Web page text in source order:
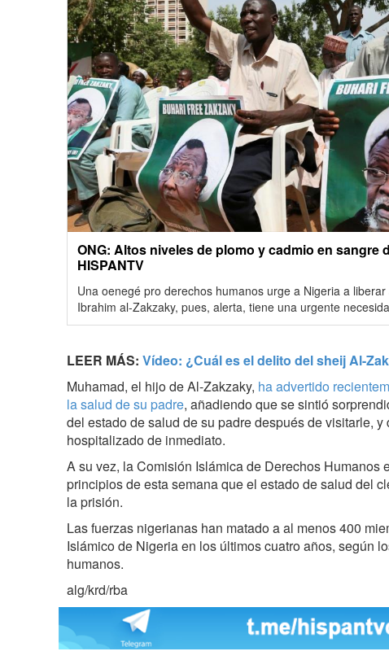
ONG: Altos niveles de plomo y cadmio en sangre
HISPANTV
Una oenegé pro derechos humanos urge a Nigeria a
Ibrahim al-Zakzaky, pues, alerta, tiene una urgente
LEER MÁS: Vídeo: ¿Cuál es el delito del sheij Al-
Muhamad, el hijo de Al-Zakzaky, ha advertido
la salud de su padre, añadiendo que se sintió
del estado de salud de su padre después de visitarle,
hospitalizado de inmediato.
A su vez, la Comisión Islámica de Derechos Humanos
principios de esta semana que el estado de salud del
la prisión.
Las fuerzas nigerianas han matado a al menos 400
Islámico de Nigeria en los últimos cuatro años, según
humanos.
alg/krd/rba